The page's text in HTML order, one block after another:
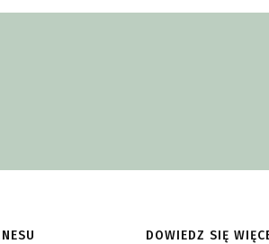
DOWIEDZ SIĘ